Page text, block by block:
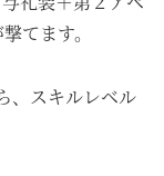
てます。
、スキルレベル